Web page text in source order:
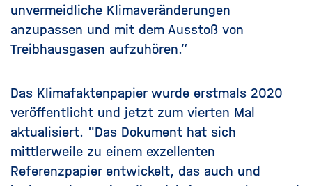
unvermeidliche Klimaveränderungen
anzupassen und mit dem Ausstoß von
Treibhausgasen aufzuhören.“
Das Klimafaktenpapier wurde erstmals 2020
veröffentlicht und jetzt zum vierten Mal
aktualisiert. "Das Dokument hat sich
mittlerweile zu einem exzellenten
Referenzpapier entwickelt, das auch und